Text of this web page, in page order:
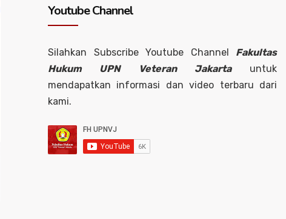
Youtube Channel
Silahkan Subscribe Youtube Channel Fakultas
Hukum UPN Veteran Jakartauntuk
mendapatkan informasi dan video terbaru dari
kami.